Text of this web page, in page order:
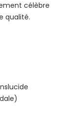
célèbre
qualité.